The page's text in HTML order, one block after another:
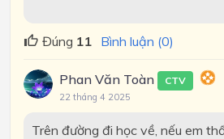
Đúng 11 Bình luận (0)
Phan Văn Toàn CTV
22 tháng 4 2025
Trên đường đi học về, nếu em